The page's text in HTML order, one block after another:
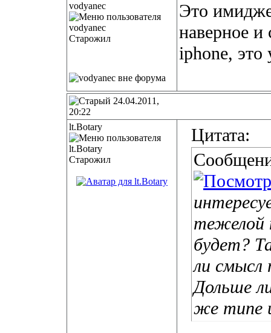
vodyanec
Старожил
Это
наверное и
iphone, это
24.04.2011,
20:22
lt.Botary
Старожил
Цитата:
тежелой
будет?
ли смысл
Дольше
же типе